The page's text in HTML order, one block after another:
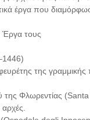
έργα που
Έργα τους
της γραμμικής
Φλωρεντίας